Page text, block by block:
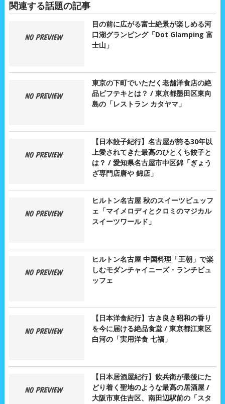
関連する話題の記事
目の前に広がる富士絶景が楽しめる河
口湖グランピング「Dot Glamping 富
士山」
東京の下町でいただく老舗洋食店の絶
品ビフテキとは？ / 東京都墨田区東向
島の「レストラン カタヤマ」
【日本餃子紀行】名古屋が誇る30年以
上愛されてきた最高のひとくち餃子と
は？ / 愛知県名古屋市中区錦「ぎょう
ざ専門店唐や 錦店」
ヒルトン名古屋 秋のスイーツビュッフ
ェ「マイメロディとクロミのマジカル
スイーツワールド」
ヒルトン名古屋 中国料理「王朝」で楽
しむモダンチャイニーズ・ランチビュ
ッフェ
【日本洋食紀行】古き良き昭和の香り
を今に届ける絶品食堂 / 東京都江東区
白河の「実用洋食 七福」
【日本居酒屋紀行】飲兵衛が最後にた
どり着く聖地のような最高の居酒屋 /
大阪市東住吉区、南田辺駅前の「スタ